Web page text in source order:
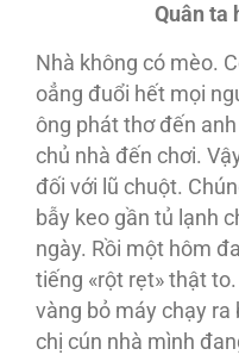
Quân ta
Nhà không có mèo.
oẳng đuổi hết mọi
ông phát thơ đến
chủ nhà đến chơi.
đối với lũ chuột.
bẫy keo gần tủ lạnh
ngày. Rồi một hôm
tiếng «rột rẹt» thật
vàng bỏ máy chạy ra
chị cún nhà mình